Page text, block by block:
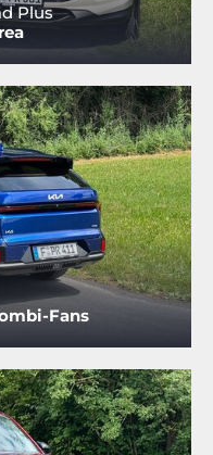
Plus
Fans